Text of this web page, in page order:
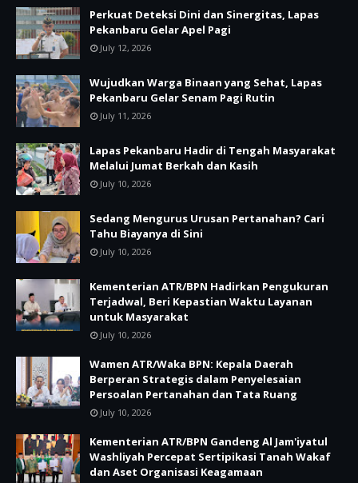
Perkuat Deteksi Dini dan Sinergitas, Lapas
Pekanbaru Gelar Apel Pagi
July 12, 2026
Wujudkan Warga Binaan yang Sehat, Lapas
Pekanbaru Gelar Senam Pagi Rutin
July 11, 2026
Lapas Pekanbaru Hadir di Tengah Masyarakat
Melalui Jumat Berkah dan Kasih
July 10, 2026
Sedang Mengurus Urusan Pertanahan? Cari
Tahu Biayanya di Sini
July 10, 2026
Kementerian ATR/BPN Hadirkan Pengukuran
Terjadwal, Beri Kepastian Waktu Layanan
untuk Masyarakat
July 10, 2026
Wamen ATR/Waka BPN: Kepala Daerah
Berperan Strategis dalam Penyelesaian
Persoalan Pertanahan dan Tata Ruang
July 10, 2026
Kementerian ATR/BPN Gandeng Al Jam'iyatul
Washliyah Percepat Sertipikasi Tanah Wakaf
dan Aset Organisasi Keagamaan